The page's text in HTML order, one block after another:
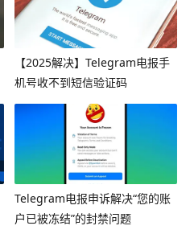
【2025解决】Telegram电报手
机号收不到短信验证码
Telegram电报申诉解决“您的账
户已被冻结”的封禁问题